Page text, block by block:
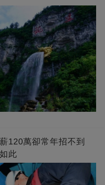
120萬卻常年招不到
此